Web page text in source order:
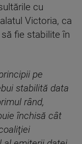
cu
Victoria, ca
fie stabilite în
pe
stabilită data
rând,
închisă cât